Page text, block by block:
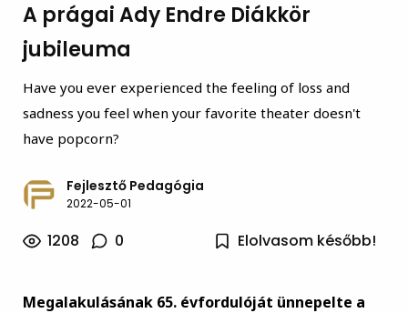
A prágai Ady Endre Diákkör
jubileuma
Have you ever experienced the feeling of loss and
sadness you feel when your favorite theater doesn't
have popcorn?
Fejlesztő Pedagógia
2022-05-01
1208 0 Elolvasom később!
Megalakulásának 65. évfordulóját ünnepelte a